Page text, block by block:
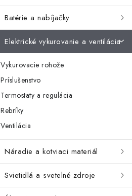
Batérie a nabíjačky
Elektrické vykurovanie a ventilácia
Vykurovacie rohože
Príslušenstvo
Termostaty a regulácia
Rebríky
Ventilácia
Náradie a kotviaci materiál
Svietidlá a svetelné zdroje